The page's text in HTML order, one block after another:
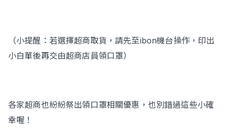
（小提醒：若選擇超商取貨，請先至ibon機台操作，印出
小白單後再交由超商店員領口罩）
各家超商也紛紛祭出領口罩相關優惠，也別錯過這些小確
幸喔！